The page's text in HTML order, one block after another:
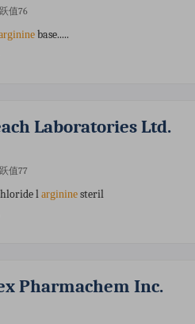
值76
base.....
Laboratories Ltd.
值77
l arginine steril
Pharmachem Inc.